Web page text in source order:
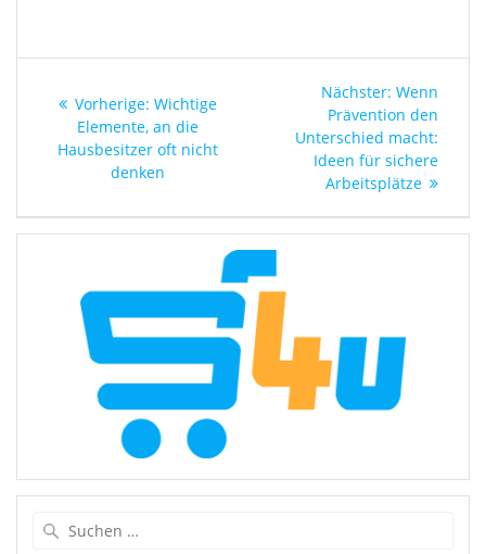
Beitragsnavigation
Vorherige: Vorheriger
Beitrag:
Wichtige
Elemente, an die
Hausbesitzer oft nicht
denken
Nächster: Nächster
Beitrag:
Wenn
Prävention den
Unterschied macht:
Ideen für sichere
Arbeitsplätze